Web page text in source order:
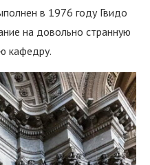
в 1976 году Гвидо
на довольно странную
кафедру.